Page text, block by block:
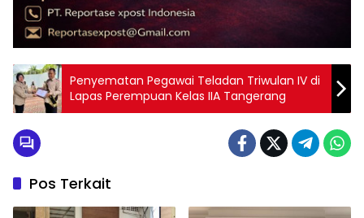
Penyematan Pegawai Teladan Triwulan IV di
Lapas Perempuan Kelas IIA Tangerang
Pos Terkait